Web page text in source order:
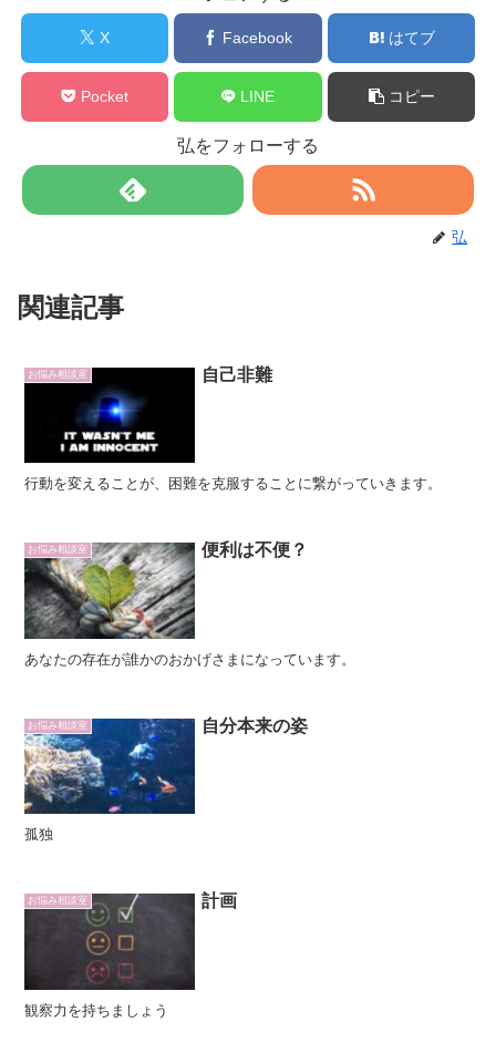
X Facebook はてブ
Pocket LINE コピー
弘をフォローする
弘
関連記事
お悩み相談室 自己非難
行動を変えることが、困難を克服することに繋がっていきます。
お悩み相談室 便利は不便？
あなたの存在が誰かのおかげさまになっています。
お悩み相談室 自分本来の姿
孤独
お悩み相談室 計画
観察力を持ちましょう